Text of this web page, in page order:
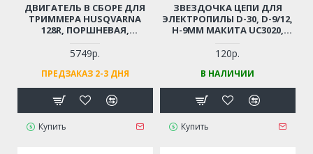
ДВИГАТЕЛЬ В СБОРЕ ДЛЯ
ТРИММЕРА HUSQVARNA
128R, ПОРШНЕВАЯ,
И Т.Д
5749р.
ПРЕДЗАКАЗ 2-3 ДНЯ
Купить
ЗВЕЗДОЧКА ЦЕПИ ДЛЯ
ЭЛЕКТРОПИЛЫ D-30, D-9/12,
H-9ММ МАКИТА UC3020,
120р.
В НАЛИЧИИ
Купить